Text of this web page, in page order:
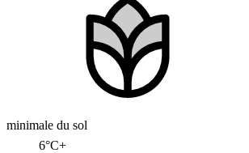
minimale du sol
6°C+